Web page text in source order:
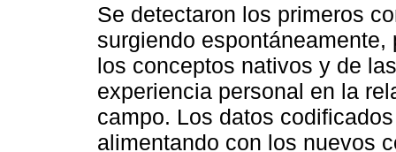
Se detectaron los primeros
surgiendo
los conceptos nativos y de
experiencia personal en la
campo. Los datos
alimentando con los nuevos